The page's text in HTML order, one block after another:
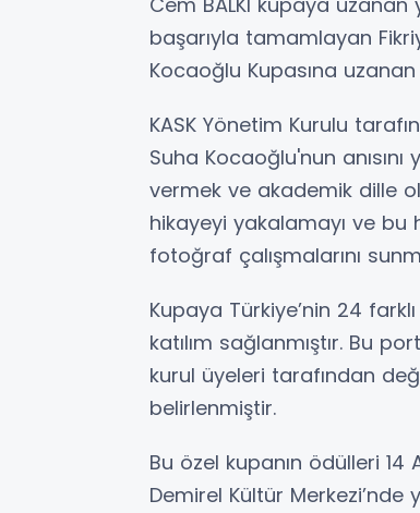
başarıyla tamamlayan
Kocaoğlu Kupasına
KASK Yönetim Kurulu
Suha Kocaoğlu'nun
vermek ve akademik dille
hikayeyi yakalamayı ve bu
fotoğraf çalışmalarını
Kupaya Türkiye’nin 24
katılım sağlanmıştır. Bu
kurul üyeleri tarafından
belirlenmiştir.
Bu özel kupanın ödülleri 14
Demirel Kültür